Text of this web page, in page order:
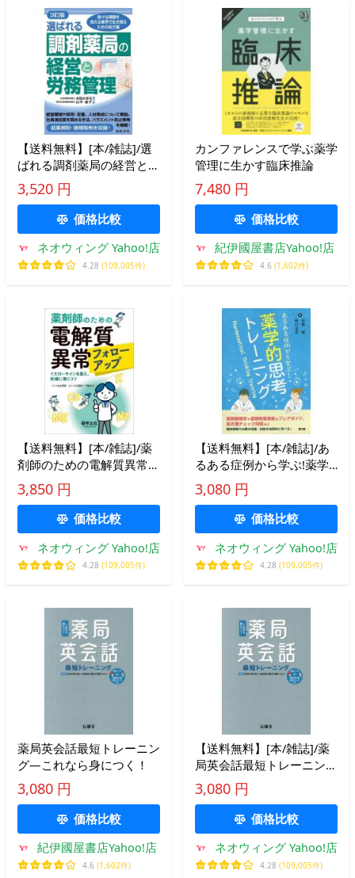
【送料無料】[本/雑誌]/選
ばれる調剤薬局の経営と労
務管理 様々な課題を抱え
る業界で生き残るための処
方箋/水田かほる/共著 山中
晶子/共著
3,520 円
価格比較
ネオウィング Yahoo!店
4.28 (109,005件)
カンファレンスで学ぶ薬学
管理に生かす臨床推論
7,480 円
価格比較
紀伊國屋書店Yahoo!店
4.6 (1,602件)
【送料無料】[本/雑誌]/薬
剤師のための電解質異常フ
ォローアップ イエローサ
インを捉え、的確に動くコ
ツ/志水英明/監修 三宅健
文/編集 門脇大介/編集
3,850 円
価格比較
ネオウィング Yahoo!店
4.28 (109,005件)
【送料無料】[本/雑誌]/あ
るある症例から学ぶ!薬学
的思考トレーニング/菅野
彊/著 野口克美/著
3,080 円
価格比較
ネオウィング Yahoo!店
4.28 (109,005件)
薬局英会話最短トレーニン
グ―これなら身につく！
3,080 円
価格比較
紀伊國屋書店Yahoo!店
4.6 (1,602件)
【送料無料】[本/雑誌]/薬
局英会話最短トレーニン
グ/Noriko/編著 椎川乃雅/
編著
3,080 円
価格比較
ネオウィング Yahoo!店
4.28 (109,005件)